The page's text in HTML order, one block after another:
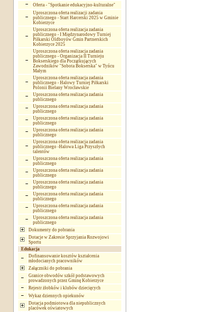
Oferta - "Spotkanie edukacyjno-kulturalne"
Uproszczona oferta realizacji zadania
publicznego - Start Harcerski 2025 w Gminie
Kobierzyce
Uproszczona oferta realizacja zadania
publicznego - I Międzynarodowy Turniej
Piłkarski Oldboyów Gmin Partnerskich
Kobierzyce 2025
Uproszczona oferta realizacja zadania
publicznego - Organizacja II Turnieju
Bokserskiego dla Początkujących
Zawodników "Sobota Bokserska" w Tyńcu
Małym
Uproszczona oferta realizacja zadania
publicznego - Halowy Turniej Piłkarski
Polonii Bielany Wrocławskie
Uproszczona oferta realizacja zadania
publicznego
Uproszczona oferta realizacja zadania
publicznego
Uproszczona oferta realizacja zadania
publicznego
Uproszczona oferta realizacja zadania
publicznego
Uproszczona oferta realizacja zadania
publicznego -Halowa Liga Przyszłych
talentów
Uproszczona oferta realizacja zadania
publicznego
Uproszczona oferta realizacja zadania
publicznego
Uproszczona oferta realizacja zadania
publicznego
Uproszczona oferta realizacja zadania
publicznego
Uproszczona oferta realizacja zadania
publicznego
Uproszczona oferta realizacja zadania
publicznego
Dokumenty do pobrania
Dotacje w Zakresie Sprzyjania Rozwojowi
Sportu
Edukacja
Dofinansowanie kosztów kształcenia
młodocianych pracowników
Załączniki do pobrania
Granice obwodów szkół podstawowych
prowadzonych przez Gminę Kobierzyce
Rejestr żłobków i klubów dziecięcych
Wykaz dziennych opiekunów
Dotacja podmiotowa dla niepublicznych
placówek oświatowych